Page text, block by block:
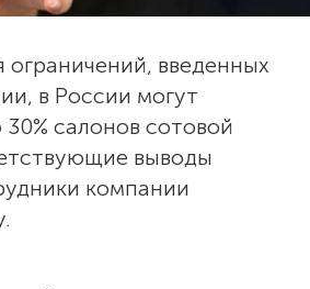
ограничений, введенных
в России могут
30% салонов сотовой
выводы
компании